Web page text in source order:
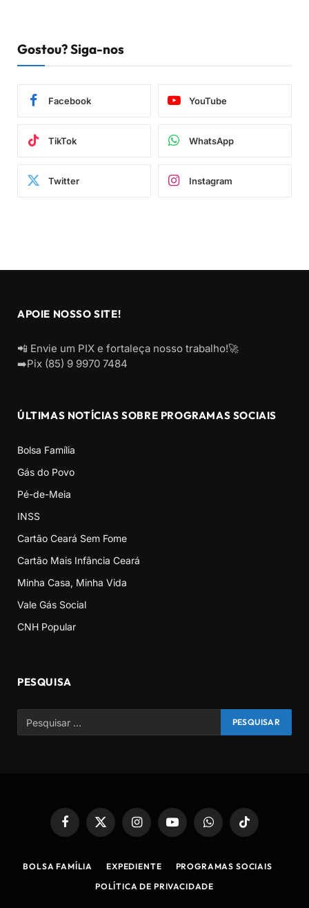
Gostou? Siga-nos
Facebook YouTube
TikTok WhatsApp
Twitter Instagram
APOIE NOSSO SITE!
📲 Envie um PIX e fortaleça nosso trabalho!🚀
➡️Pix (85) 9 9970 7484
ÚLTIMAS NOTÍCIAS SOBRE PROGRAMAS SOCIAIS
Bolsa Família
Gás do Povo
Pé-de-Meia
INSS
Cartão Ceará Sem Fome
Cartão Mais Infância Ceará
Minha Casa, Minha Vida
Vale Gás Social
CNH Popular
PESQUISA
Facebook
X
InstagramYouTubeWhatsAppTikTok
BOLSA FAMÍLIA EXPEDIENTE
PROGRAMAS SOCIAIS
POLÍTICA DE PRIVACIDADE